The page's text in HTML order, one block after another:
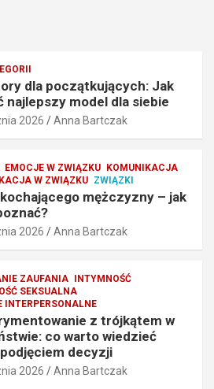
dla początkujących: Jak
najlepszy model dla siebie
2026 Anna Bartczak
EMOCJE W ZWIĄZKU KOMUNIKACJA
W ZWIĄZKU ZWIĄZKI
mężczyzny – jak
2026 Anna Bartczak
ZAUFANIA INTYMNOŚĆ
SEKSUALNA
INTERPERSONALNE
z trójkątem w
co warto wiedzieć
decyzji
2026 Anna Bartczak